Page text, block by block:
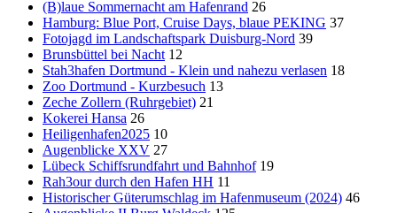
(B)laue Sommernacht am Hafenrand 26
Hamburg: Blue Port, Cruise Days, blaue PEKING 37
Fotojagd im Landschaftspark Duisburg-Nord 39
Brunsbüttel bei Nacht 12
Stah3hafen Dortmund - Klein und nahezu verlasen 18
Zoo Dortmund - Kurzbesuch 13
Zeche Zollern (Ruhrgebiet) 21
Kokerei Hansa 26
Heiligenhafen2025 10
Augenblicke XXV 27
Lübeck Schiffsrundfahrt und Bahnhof 19
Rah3our durch den Hafen HH 11
Historischer Güterumschlag im Hafenmuseum (2024) 46